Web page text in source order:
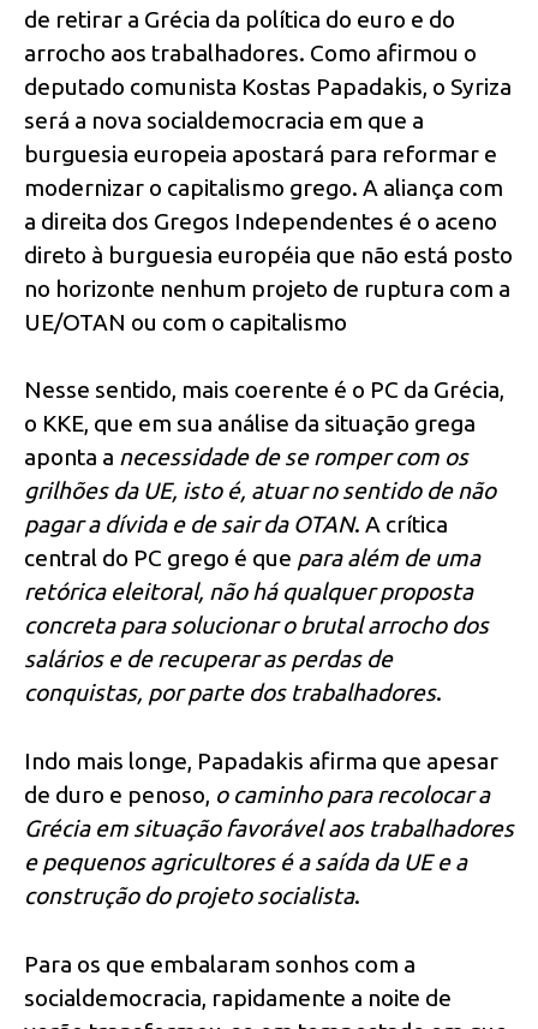
de retirar a Grécia da política do euro e do
arrocho aos trabalhadores. Como afirmou o
deputado comunista Kostas Papadakis, o Syriza
será a nova socialdemocracia em que a
burguesia europeia apostará para reformar e
modernizar o capitalismo grego. A aliança com
a direita dos Gregos Independentes é o aceno
direto à burguesia européia que não está posto
no horizonte nenhum projeto de ruptura com a
UE/OTAN ou com o capitalismo
Nesse sentido, mais coerente é o PC da Grécia,
o KKE, que em sua análise da situação grega
aponta a necessidade de se romper com os
grilhões da UE, isto é, atuar no sentido de não
pagar a dívida e de sair da OTAN. A crítica
central do PC grego é que para além de uma
retórica eleitoral, não há qualquer proposta
concreta para solucionar o brutal arrocho dos
salários e de recuperar as perdas de
conquistas, por parte dos trabalhadores.
Indo mais longe, Papadakis afirma que apesar
de duro e penoso, o caminho para recolocar a
Grécia em situação favorável aos trabalhadores
e pequenos agricultores é a saída da UE e a
construção do projeto socialista.
Para os que embalaram sonhos com a
socialdemocracia, rapidamente a noite de